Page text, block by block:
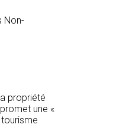
Non-
propriété
une «